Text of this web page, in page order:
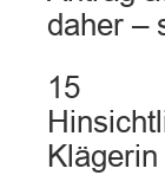
daher –
15